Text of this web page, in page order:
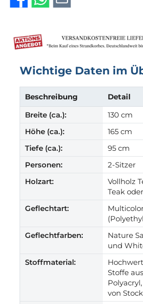
Wichtige Daten im
Beschreibung
Detail
Breite (ca.):
130 cm
Höhe (ca.):
165 cm
Tiefe (ca.):
95 cm
Personen:
2-Sitzer
Holzart:
Vollholz
Teak
Geflechtart:
Geflechtfarben:
Nature
und
Stoffmaterial:
Stoffe
von